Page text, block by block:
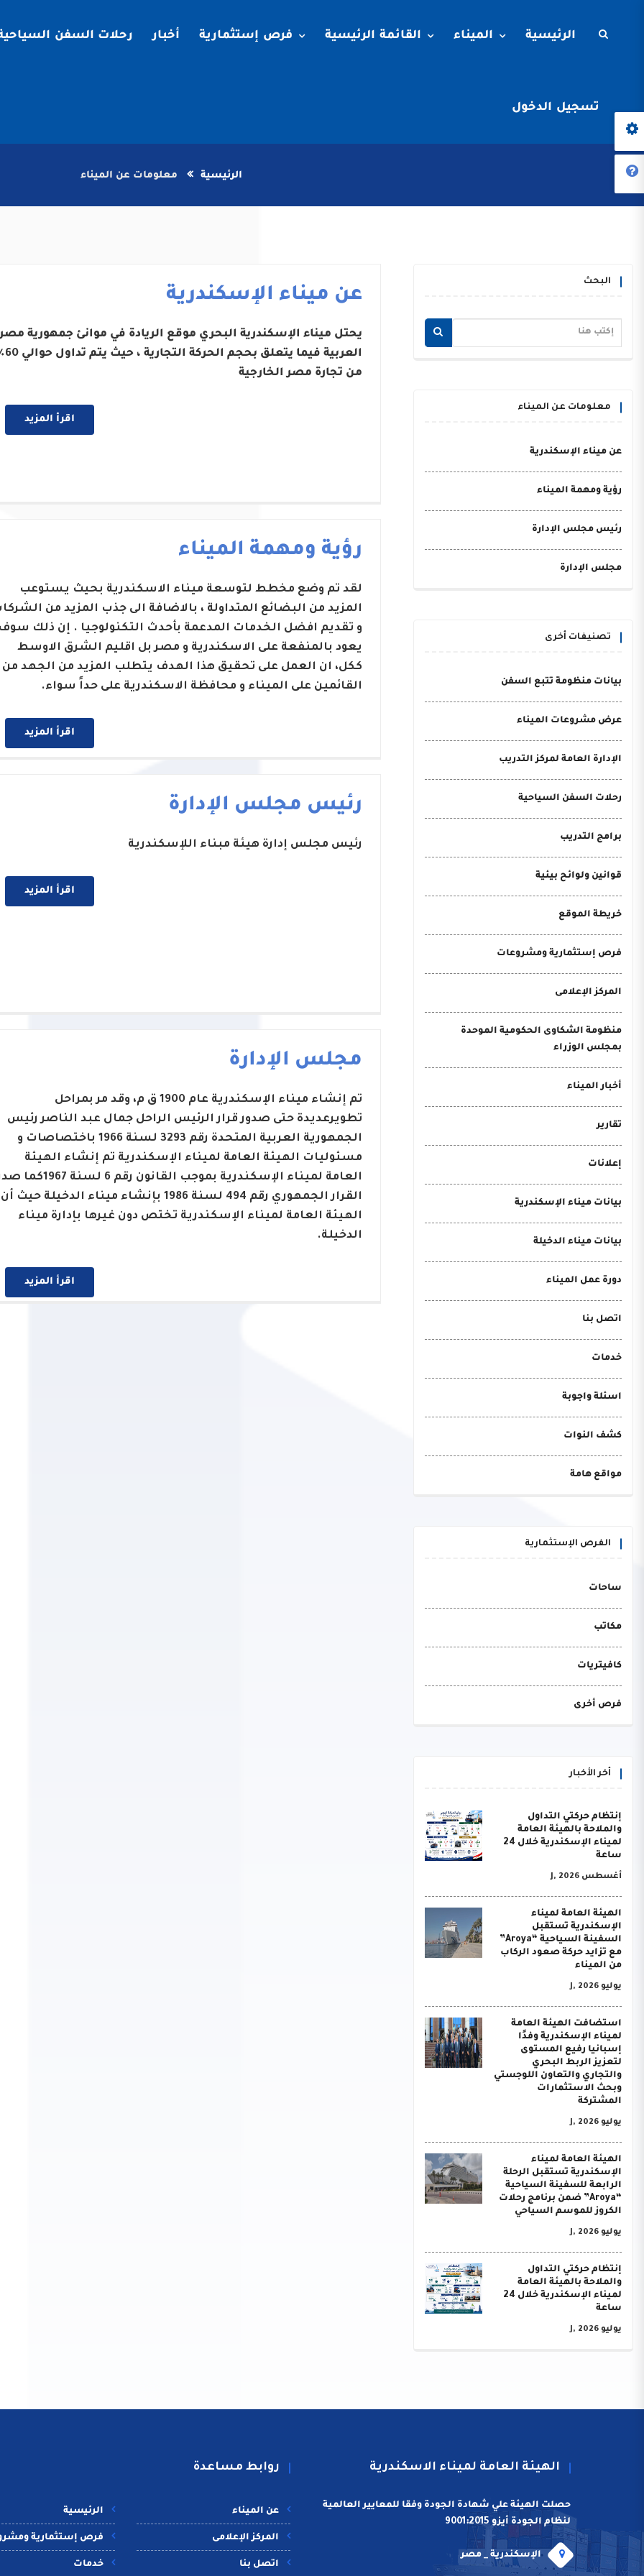
الرئيسية الميناء القائمة الرئيسية فرص إستثمارية أخبار رحلات السفن
تسجيل الدخول
الرئيسية معلومات عن الميناء
البحث
معلومات عن الميناء
عن ميناء الإسكندرية
رؤية ومهمة الميناء
رئيس مجلس الإدارة
مجلس الإدارة
تصنيفات أخرى
بيانات منظومة تتبع السفن
عرض مشروعات الميناء
الإدارة العامة لمركز التدريب
رحلات السفن السياحية
برامج التدريب
قوانين ولوائح بيئية
خريطة الموقع
فرص إستثمارية ومشروعات
المركز الإعلامى
منظومة الشكاوى الحكومية الموحدة
بمجلس الوزراء
أخبار الميناء
تقارير
إعلانات
بيانات ميناء الإسكندرية
بيانات ميناء الدخيلة
دورة عمل الميناء
اتصل بنا
خدمات
اسئلة واجوبة
كشف النوات
مواقع هامة
الفرص الإستثمارية
ساحات
مكاتب
كافيتريات
فرص أخرى
أخر الأخبار
إنتظام حركتي التداول
والملاحة بالهيئة العامة
لميناء الإسكندرية خلال 24
ساعة
أغسطس J, 2026
الهيئة العامة لميناء
الإسكندرية تستقبل
السفينة السياحية “Aroya”
مع تزايد حركة صعود الركاب
من الميناء
يوليو J, 2026
استضافت الهيئة العامة
لميناء الإسكندرية وفدًا
إسبانيا رفيع المستوى
لتعزيز الربط البحري
والتجاري والتعاون اللوجستي
وبحث الاستثمارات
المشتركة
يوليو J, 2026
الهيئة العامة لميناء
الإسكندرية تستقبل الرحلة
الرابعة للسفينة السياحية
“Aroya” ضمن برنامج رحلات
الكروز للموسم السياحي
يوليو J, 2026
إنتظام حركتي التداول
والملاحة بالهيئة العامة
لميناء الإسكندرية خلال 24
ساعة
يوليو J, 2026
عن ميناء الإسكندرية
يحتل ميناء الإسكندرية البحري موقع الريادة في موانئ جمهورية مصر
العربية فيما يتعلق
من تجارة مصر الخارجية
اقرأ المزيد
رؤية ومهمة الميناء
لقد تم وضع مخطط لتوسعة ميناء الاسكندرية بحيث يستوعب
المزيد من البضائع المتداولة ، بالاضافة الى جذب المزيد من
و تقديم افضل الخدمات المدعمة بأحدث التكنولوجيا . إن ذلك
يعود بالمنفعة على الاسكندرية و مصر بل اقليم الشرق الاوسط
ككل، ان العمل على تحقيق هذا الهدف يتطلب المزيد من الجهد من
القائمين على الميناء و محافظة الاسكندرية على حداً سواء.
اقرأ المزيد
رئيس مجلس الإدارة
رئيس مجلس إدارة هيئة مبناء اللإسكندرية
اقرأ المزيد
مجلس الإدارة
تم إنشاء ميناء الإسكندرية عام 1900 ق م، وقد مر بمراحل
تطويرعديدة حتى صدور قرار الرئيس الراحل جمال عبد الناصر رئيس
الجمهورية العربية المتحدة رقم 3293 لسنة 1966 باختصاصات و
مسئوليات الهيئة العامة لميناء الإسكندرية تم إنشاء الهيئة
العامة لميناء الإسكندرية بموجب القانون رقم 6 لسنة
القرار الجمهوري رقم 494 لسنة 1986 بإنشاء ميناء الدخيلة حيث أن
الهيئة العامة لميناء الإسكندرية تختص دون غيرها بإدارة ميناء
الدخيلة.
اقرأ المزيد
الهيئة العامة لميناء الاسكندرية
حصلت الهيئة علي شهادة الجودة وفقا للمعايير العالمية
لنظام الجودة أيزو 9001:2015
الإسكندرية _ مصر
روابط مساعدة
الرئيسية
فرص إستثمارية
خدمات
عن الميناء
المركز الإعلامى
اتصل بنا